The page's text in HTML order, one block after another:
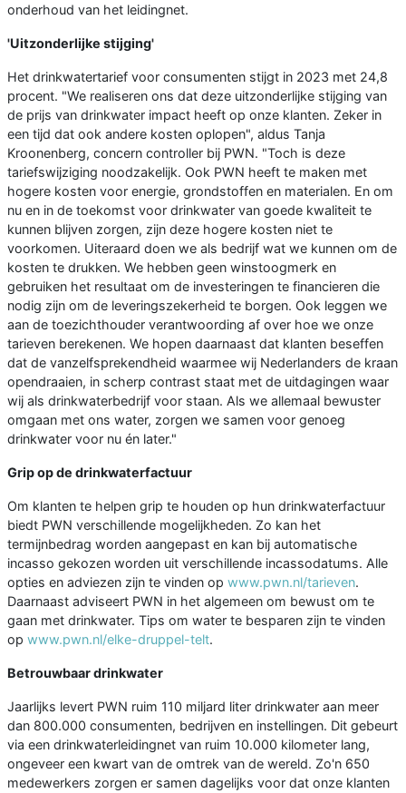
onderhoud van het leidingnet.
'Uitzonderlijke stijging'
Het drinkwatertarief voor consumenten stijgt in 2023 met 24,8
procent. "We realiseren ons dat deze uitzonderlijke stijging van
de prijs van drinkwater impact heeft op onze klanten. Zeker in
een tijd dat ook andere kosten oplopen", aldus Tanja
Kroonenberg, concern controller bij PWN. "Toch is deze
tariefswijziging noodzakelijk. Ook PWN heeft te maken met
hogere kosten voor energie, grondstoffen en materialen. En om
nu en in de toekomst voor drinkwater van goede kwaliteit te
kunnen blijven zorgen, zijn deze hogere kosten niet te
voorkomen. Uiteraard doen we als bedrijf wat we kunnen om de
kosten te drukken. We hebben geen winstoogmerk en
gebruiken het resultaat om de investeringen te financieren die
nodig zijn om de leveringszekerheid te borgen. Ook leggen we
aan de toezichthouder verantwoording af over hoe we onze
tarieven berekenen. We hopen daarnaast dat klanten beseffen
dat de vanzelfsprekendheid waarmee wij Nederlanders de kraan
opendraaien, in scherp contrast staat met de uitdagingen waar
wij als drinkwaterbedrijf voor staan. Als we allemaal bewuster
omgaan met ons water, zorgen we samen voor genoeg
drinkwater voor nu én later."
Grip op de drinkwaterfactuur
Om klanten te helpen grip te houden op hun drinkwaterfactuur
biedt PWN verschillende mogelijkheden. Zo kan het
termijnbedrag worden aangepast en kan bij automatische
incasso gekozen worden uit verschillende incassodatums. Alle
opties en adviezen zijn te vinden op www.pwn.nl/tarieven.
Daarnaast adviseert PWN in het algemeen om bewust om te
gaan met drinkwater. Tips om water te besparen zijn te vinden
op www.pwn.nl/elke-druppel-telt.
Betrouwbaar drinkwater
Jaarlijks levert PWN ruim 110 miljard liter drinkwater aan meer
dan 800.000 consumenten, bedrijven en instellingen. Dit gebeurt
via een drinkwaterleidingnet van ruim 10.000 kilometer lang,
ongeveer een kwart van de omtrek van de wereld. Zo'n 650
medewerkers zorgen er samen dagelijks voor dat onze klanten